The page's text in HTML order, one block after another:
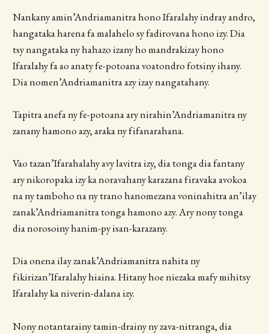
Nankany amin’Andriamanitra hono Ifaralahy indray andro,
hangataka harena fa malahelo sy fadirovana hono izy. Dia
tsy nangataka ny hahazo izany ho mandrakizay hono
Ifaralahy fa ao anaty fe-potoana voatondro fotsiny ihany.
Dia nomen’Andriamanitra azy izay nangatahany.
Tapitra anefa ny fe-potoana ary nirahin’Andriamanitra ny
zanany hamono azy, araka ny fifanarahana.
Vao tazan’Ifarahalahy avy lavitra izy, dia tonga dia fantany
ary nikoropaka izy ka noravahany karazana firavaka avokoa
na ny tamboho na ny trano hanomezana voninahitra an’ilay
zanak’Andriamanitra tonga hamono azy. Ary nony tonga
dia norosoiny hanim-py isan-karazany.
Dia onena ilay zanak’Andriamanitra nahita ny
fikirizan’Ifaralahy hiaina. Hitany hoe niezaka mafy mihitsy
Ifaralahy ka niverin-dalana izy.
Nony notantarainy tamin-drainy ny zava-nitranga, dia